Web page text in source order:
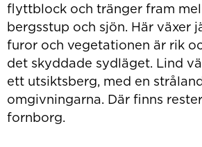
flyttblock och tränger fram
bergsstup och sjön. Här växer
furor och vegetationen är rik
det skyddade sydläget. Lind
ett utsiktsberg, med en
omgivningarna. Där finns
fornborg.